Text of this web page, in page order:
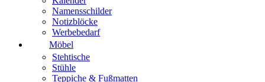
Namensschilder
Notizblöcke
Werbebedarf
Möbel
Stehtische
Stühle
Teppiche & Fußmatten